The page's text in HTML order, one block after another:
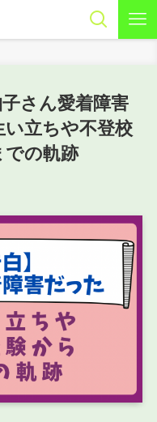
子さん愛着障害
立ちや不登校
での軌跡